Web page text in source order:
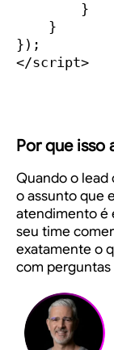
});
</script>
Por que isso
Quando o lead
o assunto que
atendimento é
seu time
exatamente o
com perguntas